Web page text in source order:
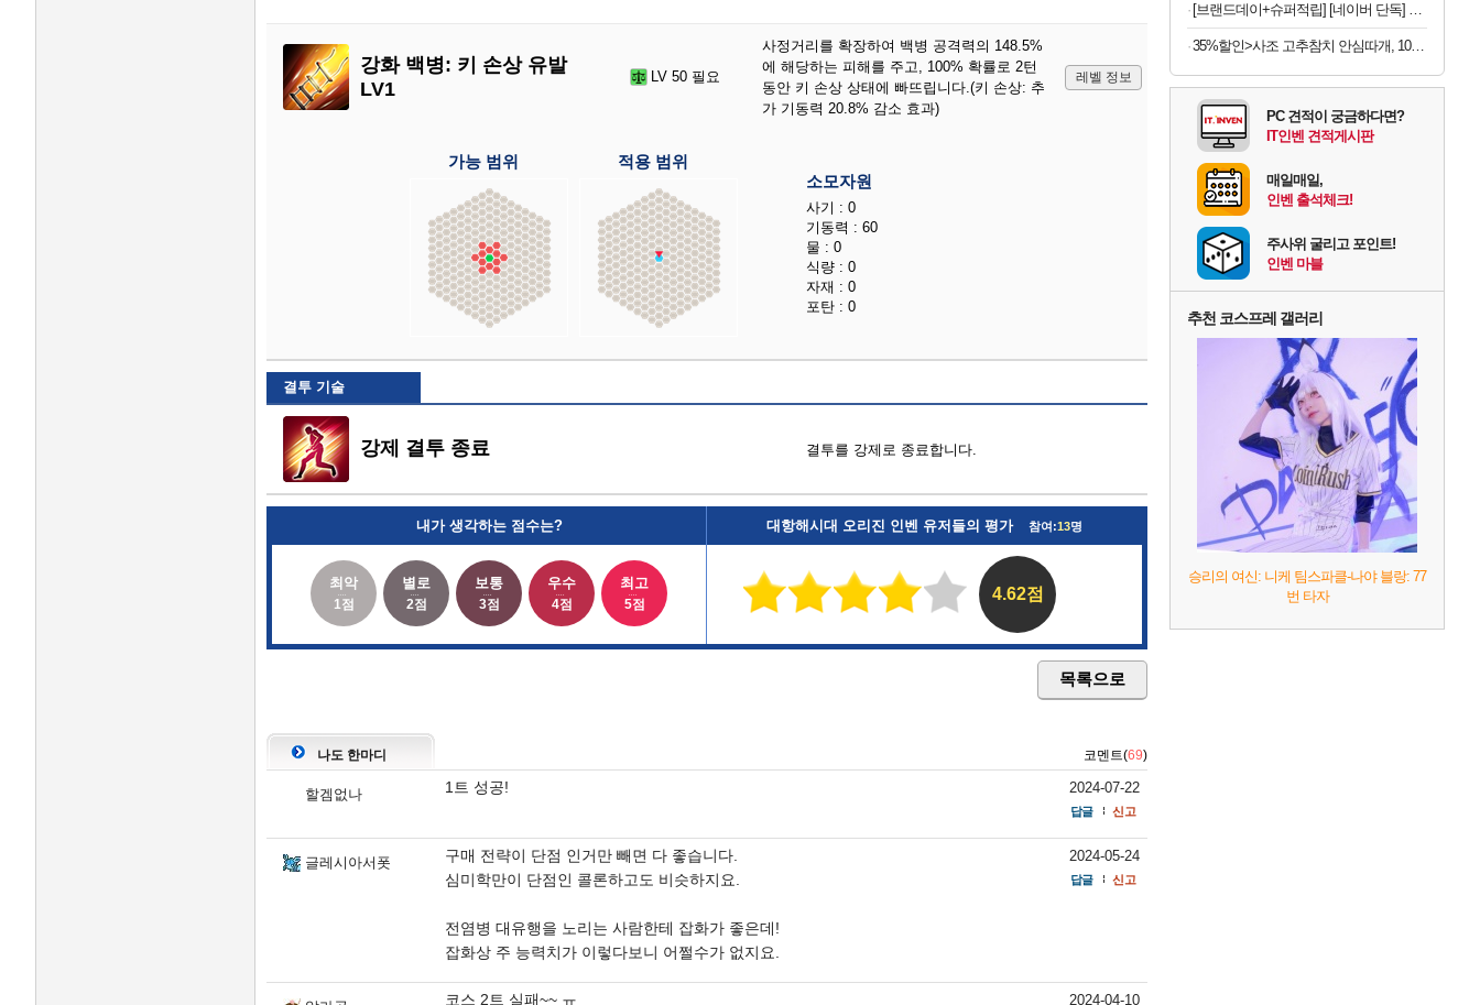
강화 백병: 키 손상 유발
LV1
LV 50 필요
사정거리를 확장하여 백병 공격력의 148.5%
에 해당하는 피해를 주고, 100% 확률로 2턴
동안 키 손상 상태에 빠뜨립니다.(키 손상: 추
가 기동력 20.8% 감소 효과)
레벨 정보
가능 범위
적용 범위
소모자원
사기 : 0
기동력 : 60
물 : 0
식량 : 0
자재 : 0
포탄 : 0
결투 기술
강제 결투 종료 결투를 강제로 종료합니다.
내가 생각하는 점수는?
최악
1점
별로
2점
보통
3점
우수
4점
최고
5점
대항해시대 오리진 인벤 유저들의 평가 참여:13명
4.62점
목록으로
나도 한마디 코멘트(69)
할겜없나 1트 성공! 2024-07-22
답글 신고
글레시아서폿
구매 전략이 단점 인거만 빼면 다 좋습니다.
심미학만이 단점인 콜론하고도 비슷하지요.
전염병 대유행을 노리는 사람한테 잡화가 좋은데!
잡화상 주 능력치가 이렇다보니 어쩔수가 없지요.
2024-05-24
답글 신고
코스 2트 실패~~ ㅠ
2024-04-10
[브랜드데이+슈퍼적립] [네이버 단독] 셀렉스 프로핏 버라이어티팩(총 8입)
35%할인>사조 고추참치 안심따개, 100g, 10개
PC 견적이 궁금하다면?
IT인벤 견적게시판
매일매일,
인벤 출석체크!
주사위 굴리고 포인트!
인벤 마블
추천 코스프레 갤러리
승리의 여신: 니케 팀스파클-나야 블랑: 77
번 타자